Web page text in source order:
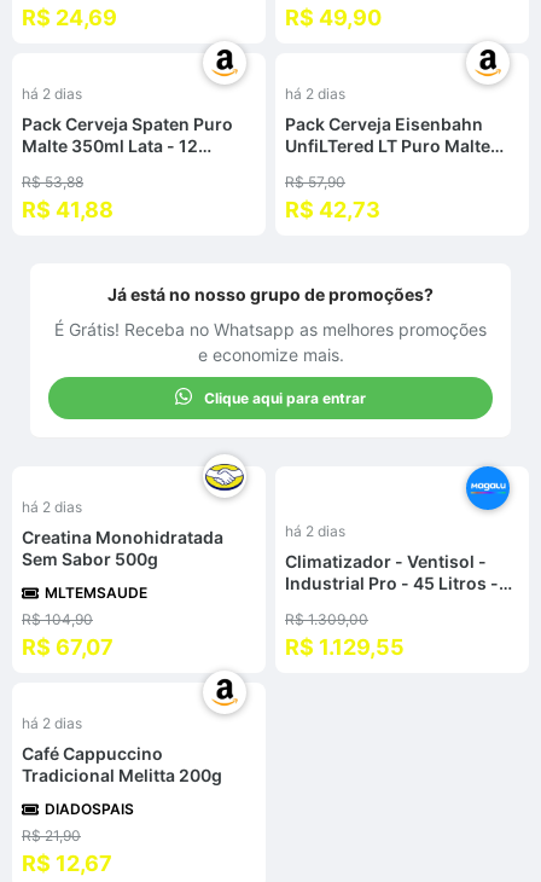
R$ 24,69 R$ 49,90
há 2 dias
Pack Cerveja Spaten Puro
Malte 350ml Lata - 12
R$ 53,88
R$ 41,88
-26 há 2 dias
Pack Cerveja Eisenbahn
UnfiLTered LT Puro Malte
R$ 57,90
R$ 42,73
Já está no nosso grupo de promoções?
É Grátis! Receba no Whatsapp as melhores promoções
e economize mais.
Clique aqui para entrar
há 2 dias
Creatina Monohidratada
Sem Sabor 500g
MLTEMSAUDE
R$ 104,90
R$ 67,07
-14
há 2 dias
Climatizador - Ventisol -
Industrial Pro - 45 Litros -
R$ 1.309,00
R$ 1.129,55
há 2 dias
Café Cappuccino
Tradicional Melitta 200g
DIADOSPAIS
R$ 21,90
R$ 12,67